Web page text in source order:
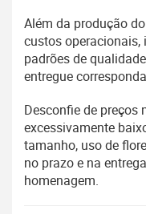
Além da produção
custos
padrões de
entregue
Desconfie de preços
excessivamente
tamanho, uso de
no prazo e na
homenagem.